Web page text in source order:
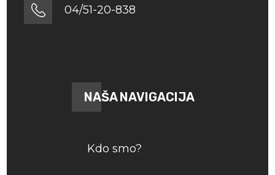
04/51-20-838
NAŠA NAVIGACIJA
Kdo smo?